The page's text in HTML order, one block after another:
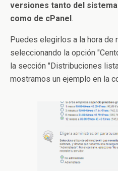
versiones tanto del
como de cPanel.
Puedes elegirlos a la hora de
seleccionando la opción
la sección "Distribuciones
mostramos un ejemplo en la